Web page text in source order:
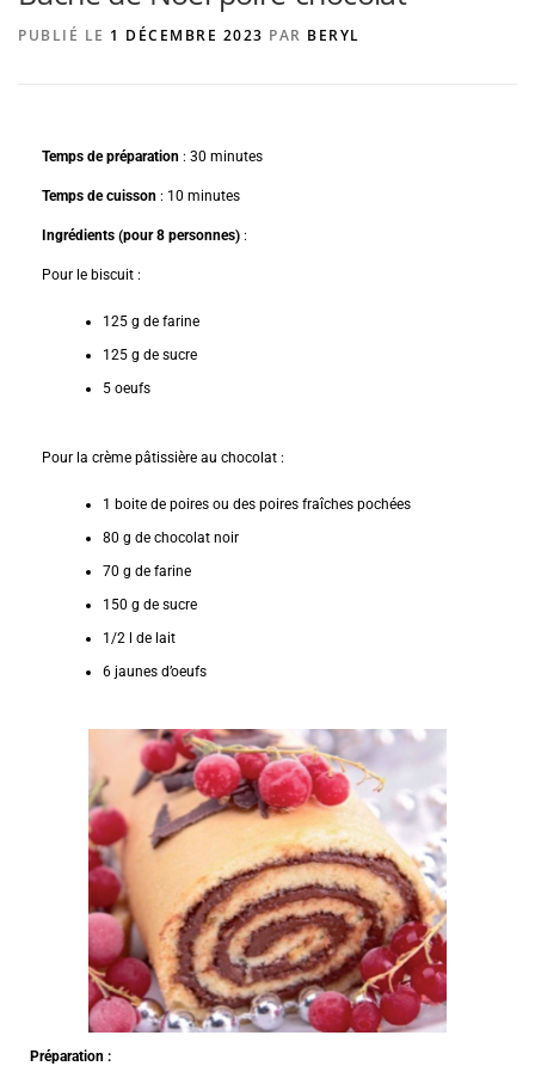
PUBLIÉ LE 1 DÉCEMBRE 2023 PAR BERYL
Temps de préparation : 30 minutes
Temps de cuisson : 10 minutes
Ingrédients (pour 8 personnes) :
Pour le biscuit :
125 g de farine
125 g de sucre
5 oeufs
Pour la crème pâtissière au chocolat :
1 boite de poires ou des poires fraîches pochées
80 g de chocolat noir
70 g de farine
150 g de sucre
1/2 l de lait
6 jaunes d’oeufs
Préparation :